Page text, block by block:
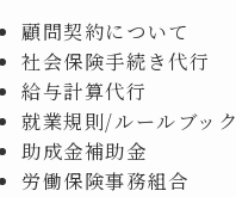
顧問契約について
社会保険手続き代行
給与計算代行
就業規則/ルールブック
助成金補助金
労働保険事務組合